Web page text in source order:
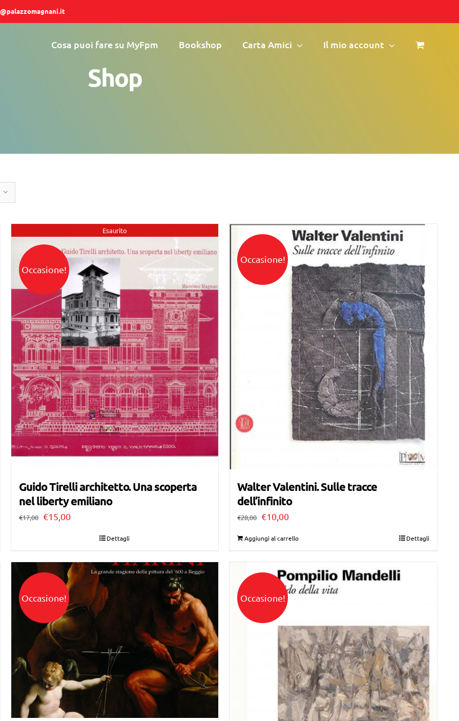
Cosa puoi fare su MyFpm Bookshop Carta Amici Il mio account
Shop
Esaurito
Occasione!
Guido Tirelli architetto. Una scoperta
nel liberty emiliano
€17,00 Il
era:
€17,00.
€15,00Il
è:
€15,00.
Dettagli
Occasione!
Walter Valentini. Sulle tracce
dell’infinito
€28,00 Il
€28,00.
€10,00Il
€10,00.
Aggiungi al carrello Dettagli
Occasione! Occasione!